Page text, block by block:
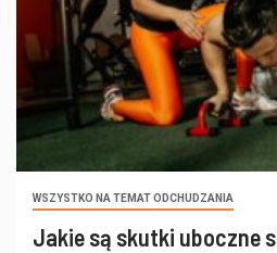
WSZYSTKO NA TEMAT ODCHUDZANIA
Jakie są skutki uboczne